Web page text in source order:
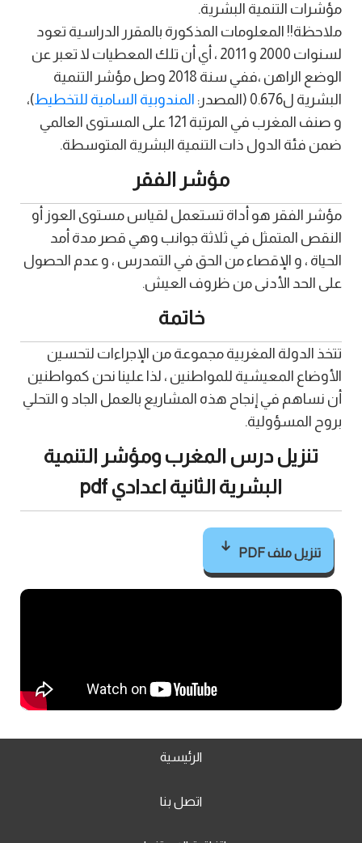
مؤشرات التنمية البشرية.
ملاحظة!! المعلومات المذكورة بالمقرر الدراسية تعود
لسنوات 2000 و 2011 ، أي أن تلك المعطيات لا تعبر عن
الوضع الراهن ،ففي سنة 2018 وصل مؤشر التنمية
البشرية ل0.676 (المصدر:
المندوبية السامية للتخطيط)،
و صنف المغرب في المرتبة 121 على المستوى العالمي
ضمن فئة الدول ذات التنمية البشرية المتوسطة.
مؤشر الفقر
مؤشر الفقر هو أداة تستعمل لقياس مستوى العوز أو
النقص المتمثل في ثلاثة جوانب وهي قصر مدة أمد
الحياة ، و الإقصاء من الحق في التمدرس ، و عدم الحصول
على الحد الأدنى من ظروف العيش.
خاتمة
تتخذ الدولة المغربية مجموعة من الإجراءات لتحسين
الأوضاع المعيشية للمواطنين ، لذا علينا نحن كمواطنين
أن نساهم في إنجاح هذه المشاريع بالعمل الجاد و التحلي
بروح المسؤولية.
تنزيل درس المغرب ومؤشر التنمية
البشرية الثانية اعدادي pdf
تنزيل ملف PDF
الرئيسية
اتصل بنا